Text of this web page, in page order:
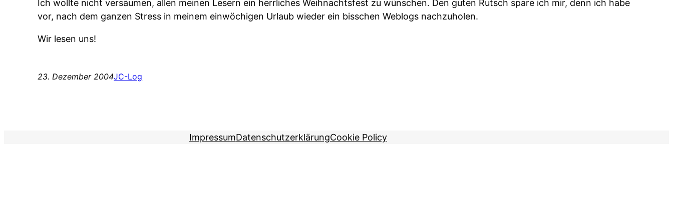
Ich wollte nicht versäumen, allen meinen Lesern ein herrliches Weihnachtsfest zu wünschen. Den guten Rutsch spare ich mir, denn ich habe
vor, nach dem ganzen Stress in meinem einwöchigen Urlaub wieder ein bisschen Weblogs nachzuholen.
Wir lesen uns!
23. Dezember 2004JC-Log
ImpressumDatenschutzerklärungCookie Policy